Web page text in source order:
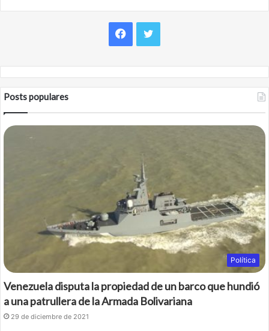
Facebook
Twitter
Posts populares
Política
Venezuela disputa la propiedad de un barco que hundió
a una patrullera de la Armada Bolivariana
29 de diciembre de 2021